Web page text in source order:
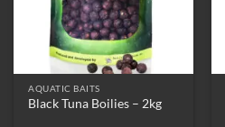
AQUATIC BAITS
Black Tuna Boilies – 2kg